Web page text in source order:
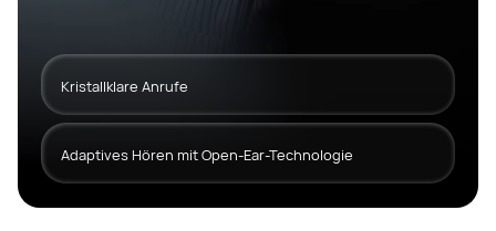
Kristallklare Anrufe
Die HUAWEI FreeClip 2 Kopfhörer erkennen
Hintergrundgeräusche und passen die
Lautstärke automatisch an deine Umgebung
Adaptives Hören mit Open-Ear-Technologie
Ob unterwegs oder im Büro, auf die HUAWEI
FreeClip 2 ist Verlass. Sie passen die